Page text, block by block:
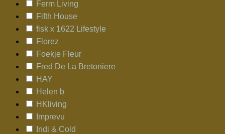
Ferm Living
Fifth House
fisk x 1622 Lifestyle
Florez
Foekje Fleur
Fred De La Bretoniere
HAY
Helen b
HKliving
Imprevu
Indi & Cold